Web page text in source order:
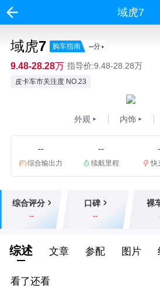
域虎7
域虎7 购车指南 --分
9.48-28.28万 指导价:9.48-28.28万
皮卡车市关注度 NO.23
外观 内饰
--
综合输出力
--
续航里程 快
综合评分
--
口碑
--
裸
综述 文章 参配 图片
看了还看